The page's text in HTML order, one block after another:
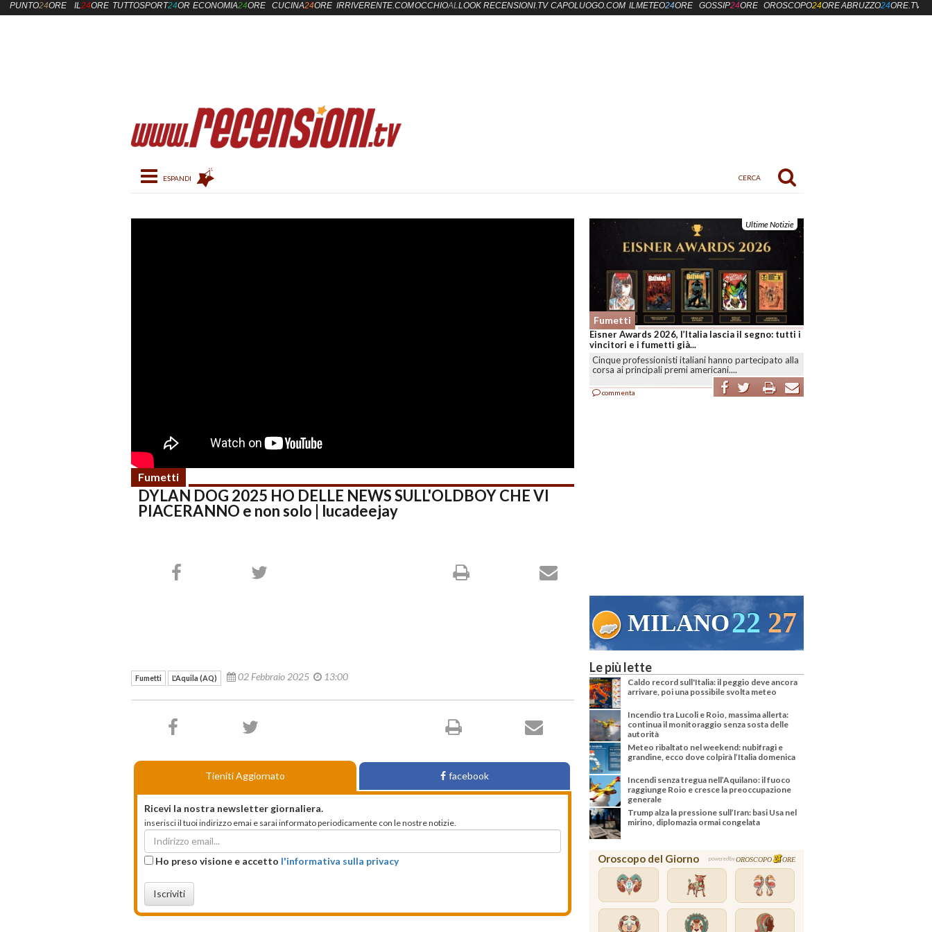
Toggle navigation
Fumetti
DYLAN DOG 2025 HO DELLE NEWS SULL'OLDBOY CHE VI
PIACERANNO e non solo | lucadeejay
Ultime Notizie
Fumetti
Eisner Awards 2026, l’Italia lascia il segno: tutti i
vincitori e i fumetti già...
Cinque professionisti italiani hanno partecipato alla
corsa ai principali premi americani....
commenta
MILANO22 27
Fumetti L'Aquila (AQ) 02 Febbraio 2025 13:00
Tieniti Aggiornato facebook
Ricevi la nostra newsletter giornaliera.
inserisci il tuoi indirizzo emai e sarai informato periodicamente con le nostre notizie.
Ho preso visione e accetto l'informativa sulla privacy
Iscriviti
Le più lette
Caldo record sull'Italia: il peggio deve ancora
arrivare, poi una possibile svolta meteo
Incendio tra Lucoli e Roio, massima allerta:
continua il monitoraggio senza sosta delle
autorità
Meteo ribaltato nel weekend: nubifragi e
grandine, ecco dove colpirà l’Italia domenica
Incendi senza tregua nell’Aquilano: il fuoco
raggiunge Roio e cresce la preoccupazione
generale
Trump alza la pressione sull’Iran: basi Usa nel
mirino, diplomazia ormai congelata
Oroscopo del Giorno powered byOROSCOPO ORE
PUNTO24ORE IL24ORE TUTTOSPORT24OREECONOMIA24ORE CUCINA24ORE IRRIVERENTE.COMOCCHIOALLOOK RECENSIONI.TV CAPOLUOGO.COM ILMETEO24ORE GOSSIP24ORE OROSCOPO24OREABRUZZO24ORE.TV